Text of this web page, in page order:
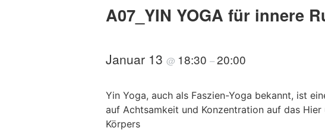
A07_YIN YOGA für innere
Januar 13 @ 18:30 –20:00
Yin Yoga, auch als Faszien-Yoga bekannt, ist
auf Achtsamkeit und Konzentration auf das
Körpers